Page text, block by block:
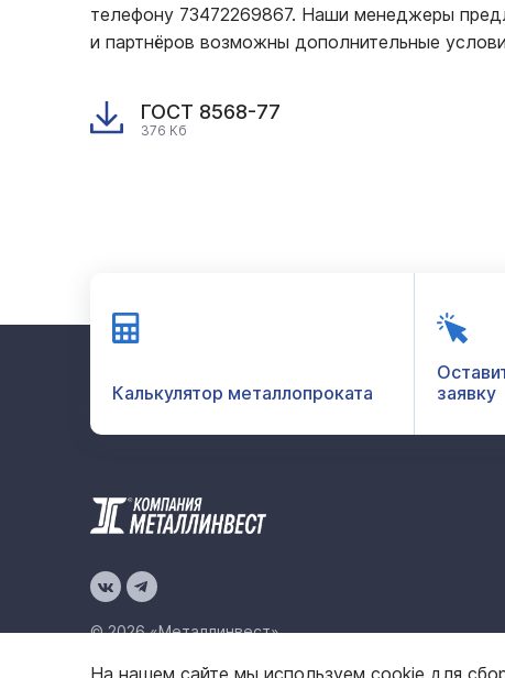
телефону 73472269867. Наши менеджеры
и партнёров возможны дополнительные
ГОСТ 8568-77
376 Кб
Калькулятор металлопроката
заявку
© 2026 «Металлинвест»
На нашем сайте мы используем cookie для